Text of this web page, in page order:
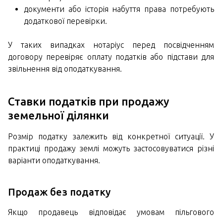
документи або історія набуття права потребують
додаткової перевірки.
У таких випадках нотаріус перед посвідченням
договору перевіряє оплату податків або підстави для
звільнення від оподаткування.
Ставки податків при продажу
земельної ділянки
Розмір податку залежить від конкретної ситуації. У
практиці продажу землі можуть застосовуватися різні
варіанти оподаткування.
Продаж без податку
Якщо продавець відповідає умовам пільгового